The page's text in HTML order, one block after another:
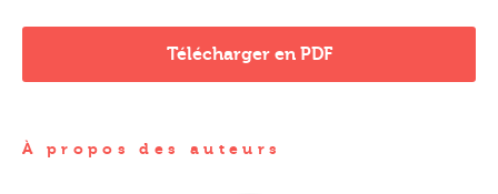
Télécharger en PDF
À propos des auteurs